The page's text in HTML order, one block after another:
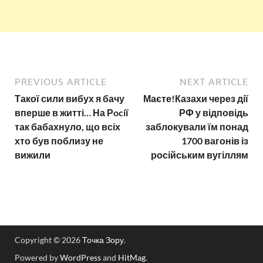
PREVIOUS ARTICLE
Такої сили вибух я бачу
вперше в житті… На Рociї
так бабахнуло, що всіх
хто був поблизу не
вижили
NEXT ARTICLE
Маєте!Казахи через дії
РФ у відповідь
заблокували їм понад
1700 вагонів із
російським вугіллям
Copyright © 2026Точка Зору.
Powered byWordPressand HitMag.